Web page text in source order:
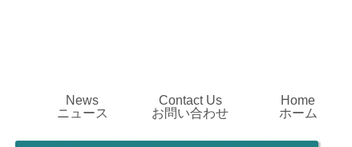
News
ニュース
Contact Us
お問い合わせ
Home
ホーム